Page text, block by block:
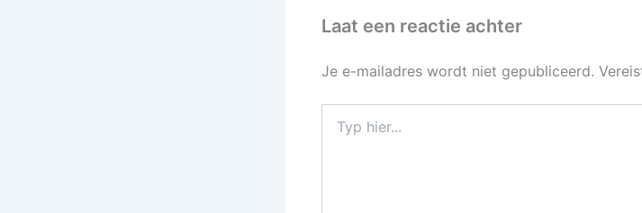
Laat een reactie achter
Je e-mailadres wordt niet gepubliceerd.
hier...